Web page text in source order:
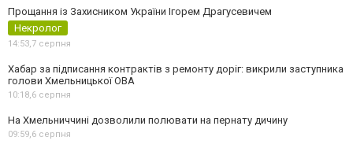
Прощання із Захисником України Ігорем Драгусевичем
Некролог
14:53,7 серпня
Хабар за підписання контрактів з ремонту доріг: викрили заступника
голови Хмельницької ОВА
10:18,6 серпня
На Хмельниччині дозволили полювати на пернату дичину
09:59,6 серпня